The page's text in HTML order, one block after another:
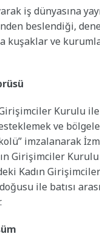
iş dünyasına
beslendiği,
kuşaklar ve
Girişimciler Kurulu
ve
imzalanarak
Girişimciler Kurulu
Kadın
ile batısı